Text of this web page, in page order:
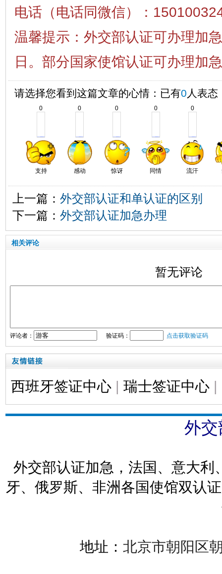
电话（电话同微信）：
温馨提示：外交部认证可办理加
日。部分国家使馆认证可办理加
请选择您看到这篇文章的心情：已有0 人表态
0
支持
0
感动
0
惊讶
0
同情
0
流汗
上一篇： 外交部认证和单认证的区别
下一篇： 外交部认证加急办理
相关评论
暂无评论
评论者： 验证码： 点击获取验证码
西班牙签证中心 | 瑞士签证中心 |
外
外交部认证加急，法国、意大
牙、俄罗斯、非洲各国使馆双认
地址： 北京市朝阳区